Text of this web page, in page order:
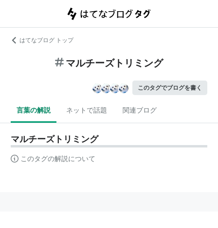
はてなブログ トップ
マルチーズトリミング
このタグでブログを書く
言葉の解説 ネットで話題 関連ブログ
マルチーズトリミング
このタグの解説について